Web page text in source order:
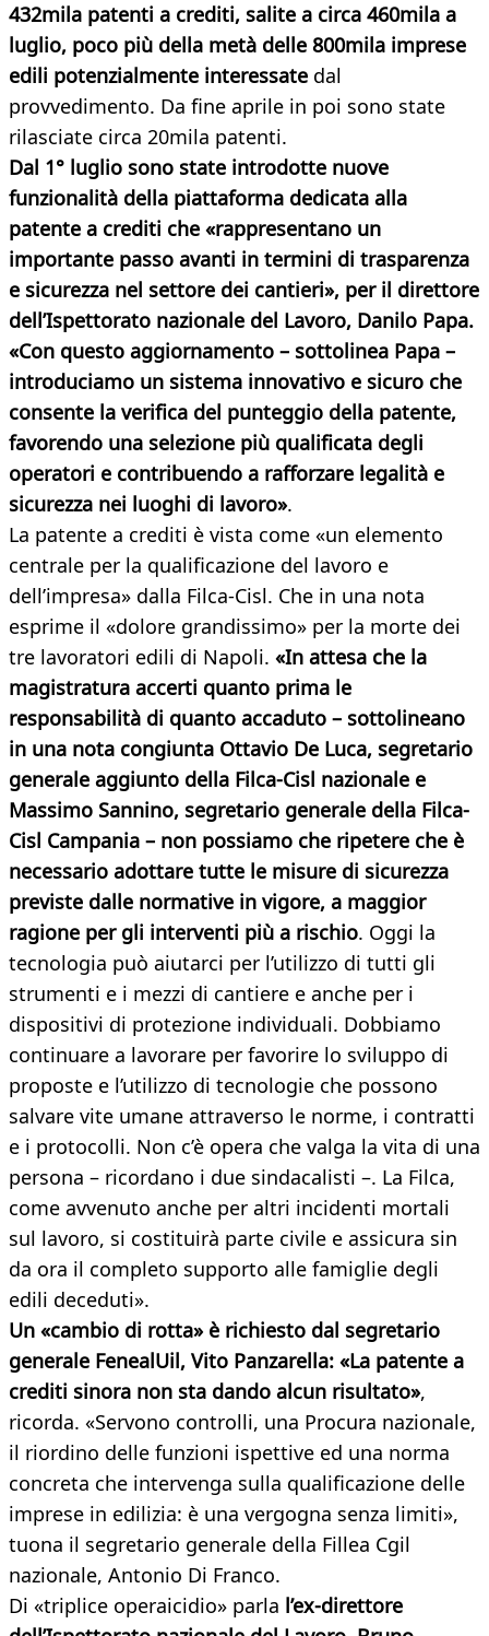
432mila patenti a crediti, salite a circa 460mila a
luglio, poco più della metà delle 800mila imprese
edili potenzialmente interessate dal
provvedimento. Da fine aprile in poi sono state
rilasciate circa 20mila patenti.
Dal 1° luglio sono state introdotte nuove
funzionalità della piattaforma dedicata alla
patente a crediti che «rappresentano un
importante passo avanti in termini di trasparenza
e sicurezza nel settore dei cantieri», per il direttore
dell’Ispettorato nazionale del Lavoro, Danilo Papa.
«Con questo aggiornamento – sottolinea Papa –
introduciamo un sistema innovativo e sicuro che
consente la verifica del punteggio della patente,
favorendo una selezione più qualificata degli
operatori e contribuendo a rafforzare legalità e
sicurezza nei luoghi di lavoro».
La patente a crediti è vista come «un elemento
centrale per la qualificazione del lavoro e
dell’impresa» dalla Filca-Cisl. Che in una nota
esprime il «dolore grandissimo» per la morte dei
tre lavoratori edili di Napoli. «In attesa che la
magistratura accerti quanto prima le
responsabilità di quanto accaduto – sottolineano
in una nota congiunta Ottavio De Luca, segretario
generale aggiunto della Filca-Cisl nazionale e
Massimo Sannino, segretario generale della Filca-
Cisl Campania – non possiamo che ripetere che è
necessario adottare tutte le misure di sicurezza
previste dalle normative in vigore, a maggior
ragione per gli interventi più a rischio. Oggi la
tecnologia può aiutarci per l’utilizzo di tutti gli
strumenti e i mezzi di cantiere e anche per i
dispositivi di protezione individuali. Dobbiamo
continuare a lavorare per favorire lo sviluppo di
proposte e l’utilizzo di tecnologie che possono
salvare vite umane attraverso le norme, i contratti
e i protocolli. Non c’è opera che valga la vita di una
persona – ricordano i due sindacalisti –. La Filca,
come avvenuto anche per altri incidenti mortali
sul lavoro, si costituirà parte civile e assicura sin
da ora il completo supporto alle famiglie degli
edili deceduti».
Un «cambio di rotta» è richiesto dal segretario
generale FenealUil, Vito Panzarella: «La patente a
crediti sinora non sta dando alcun risultato»,
ricorda. «Servono controlli, una Procura nazionale,
il riordino delle funzioni ispettive ed una norma
concreta che intervenga sulla qualificazione delle
imprese in edilizia: è una vergogna senza limiti»,
tuona il segretario generale della Fillea Cgil
nazionale, Antonio Di Franco.
Di «triplice operaicidio» parla l’ex-direttore